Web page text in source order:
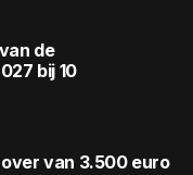
de
bij 10
van 3.500 euro